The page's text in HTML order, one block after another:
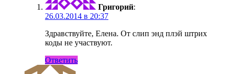
Григорий:
26.03.2014 в 20:37
Здравствуйте, Елена. От слип энд плэй штрих
коды не участвуют.
Ответить